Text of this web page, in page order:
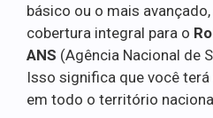
básico ou o mais
cobertura integral para o
ANS (Agência Nacional de
Isso significa que você
em todo o território